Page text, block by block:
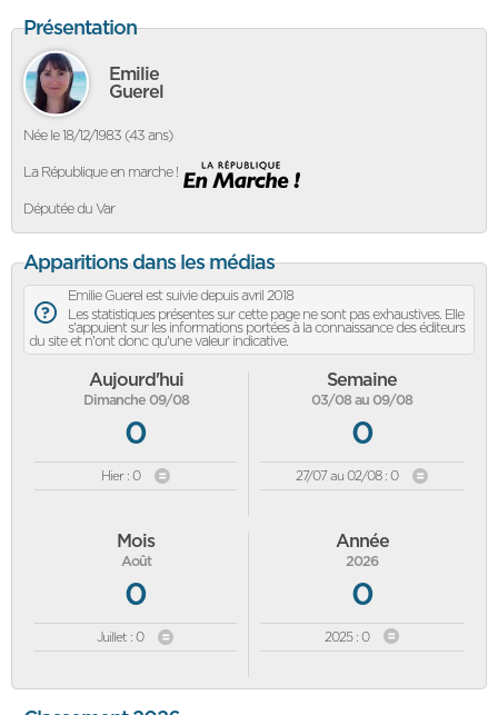
Présentation
Emilie
Guerel
Née le 18/12/1983 (43 ans)
La République en marche !
Députée du Var
Apparitions dans les médias
Emilie Guerel est suivie depuis avril 2018
Les statistiques présentes sur cette page ne sont pas exhaustives. Elle
s'appuient sur les informations portées à la connaissance des éditeurs
du site et n'ont donc qu'une valeur indicative.
Aujourd'hui
Dimanche 09/08
0
Hier : 0
Semaine
03/08 au 09/08
0
27/07 au 02/08 : 0
Mois
Août
0
Juillet : 0
Année
2026
0
2025 : 0